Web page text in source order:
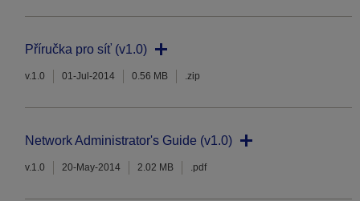
Příručka pro síť (v1.0)
v.1.0 01-Jul-2014 0.56 MB .zip
Network Administrator's Guide (v1.0)
v.1.0 20-May-2014 2.02 MB .pdf